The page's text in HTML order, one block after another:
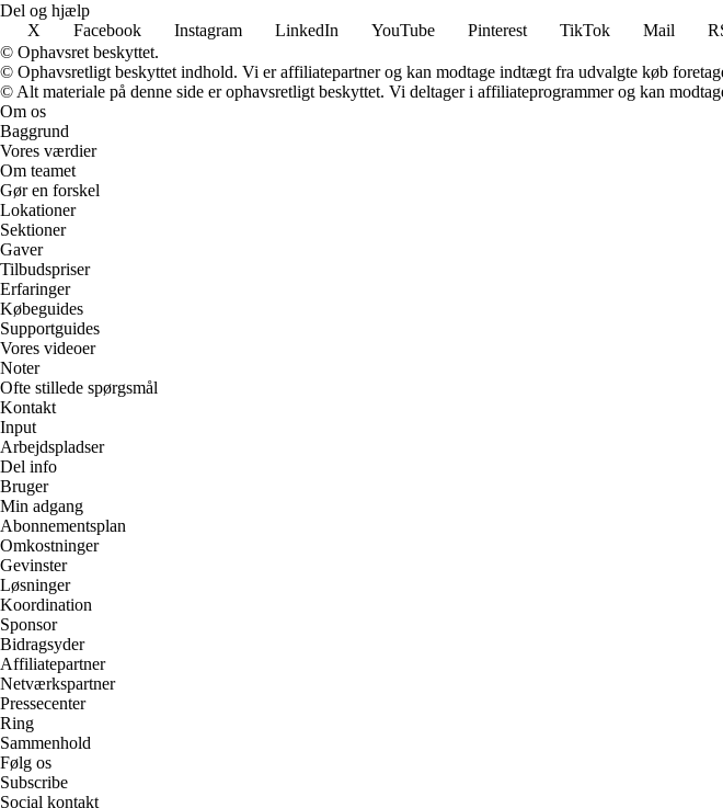
Del og hjælp
X
Facebook Instagram LinkedIn YouTube Pinterest TikTok Mail
© Ophavsret beskyttet.
© Ophavsretligt beskyttet indhold. Vi er affiliatepartner og kan modtage indtægt fra udvalgte køb
© Alt materiale på denne side er ophavsretligt beskyttet. Vi deltager i affiliateprogrammer og kan
Om os
Baggrund
Vores værdier
Om teamet
Gør en forskel
Lokationer
Sektioner
Gaver
Tilbudspriser
Erfaringer
Købeguides
Supportguides
Vores videoer
Noter
Ofte stillede spørgsmål
Kontakt
Input
Arbejdspladser
Del info
Bruger
Min adgang
Abonnementsplan
Omkostninger
Gevinster
Løsninger
Koordination
Sponsor
Bidragsyder
Affiliatepartner
Netværkspartner
Pressecenter
Ring
Sammenhold
Følg os
Subscribe
Social kontakt